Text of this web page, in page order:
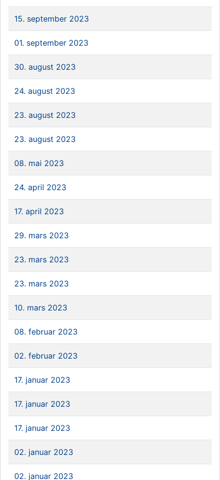
15. september 2023
01. september 2023
30. august 2023
24. august 2023
23. august 2023
23. august 2023
08. mai 2023
24. april 2023
17. april 2023
29. mars 2023
23. mars 2023
23. mars 2023
10. mars 2023
08. februar 2023
02. februar 2023
17. januar 2023
17. januar 2023
17. januar 2023
02. januar 2023
02. januar 2023